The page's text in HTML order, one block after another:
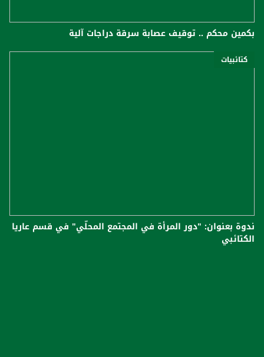
بكمين محكم .. توقيف عصابة سرقة دراجات آلية
كتائبيات
ندوة بعنوان: "دور المرأة في المجتمع المحلّي" في قسم عاريا
الكتائبي